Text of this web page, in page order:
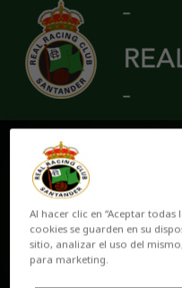
Al hacer clic en “Aceptar todas
cookies se guarden en su
sitio, analizar el uso del
para marketing.